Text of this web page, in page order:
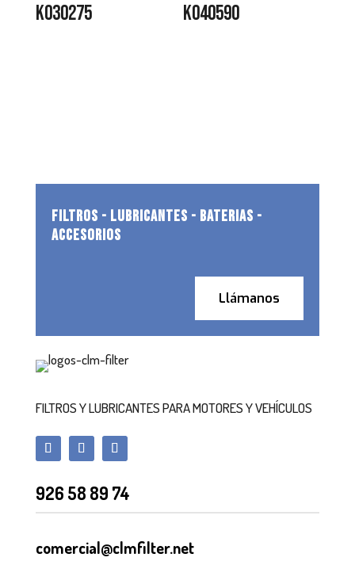
K030275 K040590
FILTROS - LUBRICANTES - BATERIAS -
ACCESORIOS
Llámanos
FILTROS Y LUBRICANTES PARA MOTORES Y VEHÍCULOS
926 58 89 74
comercial@clmfilter.net